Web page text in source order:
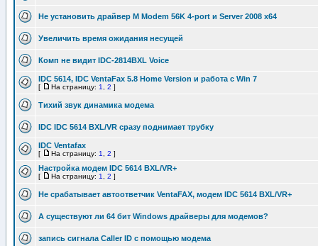
Не установить драйвер M Modem 56K 4-port и Server 2008 x64
Увеличить время ожидания несущей
Комп не видит IDC-2814BXL Voice
IDC 5614, IDC VentaFax 5.8 Home Version и работа с Win 7
[ На страницу: 1 2 ]
Тихий звук динамика модема
IDC IDC 5614 BXL/VR сразу поднимает трубку
IDC Ventafax
[ На страницу: 1 2 ]
Настройка модем IDC 5614 BXL/VR+
[ На страницу: 1 2 ]
Не срабатывает автоответчик VentaFAX, модем IDC 5614 BXL/VR+
А существуют ли 64 бит Windows драйверы для модемов?
запись сигнала Caller ID с помощью модема